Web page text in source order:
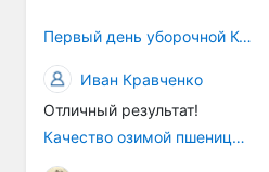
Первый день уборочной Компании 2026🫡Считаю открытым.
Иван Кравченко
Отличный результат!
Качество озимой пшеницы 2026 год